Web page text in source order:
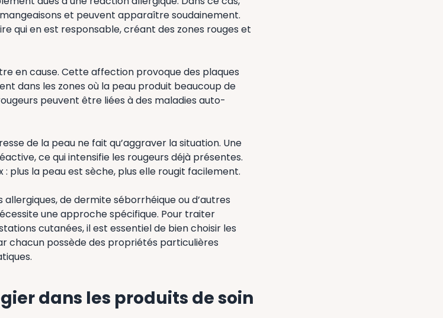
et peuvent apparaître soudainement.
qui en est responsable, créant des zones rouges et
en cause. Cette affection provoque des plaques
dans les zones où la peau produit beaucoup de
peuvent être liées à des maladies auto-
de la peau ne fait qu’aggraver la situation. Une
ce qui intensifie les rougeurs déjà présentes.
: plus la peau est sèche, plus elle rougit facilement.
allergiques, de dermite séborrhéique ou d’autres
une approche spécifique. Pour traiter
cutanées, il est essentiel de bien choisir les
chacun possède des propriétés particulières
dans les produits de soin